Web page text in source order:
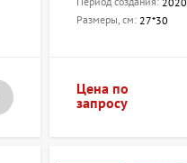
Размеры, см: 27*30
Цена по
запросу